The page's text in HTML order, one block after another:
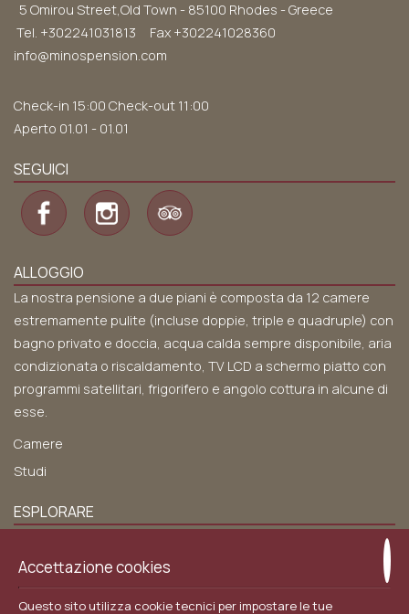
5 Omirou Street,Old Town - 85100 Rhodes - Greece
Tel. +302241031813
Fax +302241028360
info@minospension.com
Check-in 15:00 Check-out 11:00
Aperto 01.01 - 01.01
SEGUICI
ALLOGGIO
La nostra pensione a due piani è composta da 12 camere
estremamente pulite (incluse doppie, triple e quadruple) con
bagno privato e doccia, acqua calda sempre disponibile, aria
condizionata o riscaldamento, TV LCD a schermo piatto con
programmi satellitari, frigorifero e angolo cottura in alcune di
esse.
Camere
Studi
ESPLORARE
Posizione
Accettazione cookies
Questo sito utilizza cookie tecnici per impostare le tue